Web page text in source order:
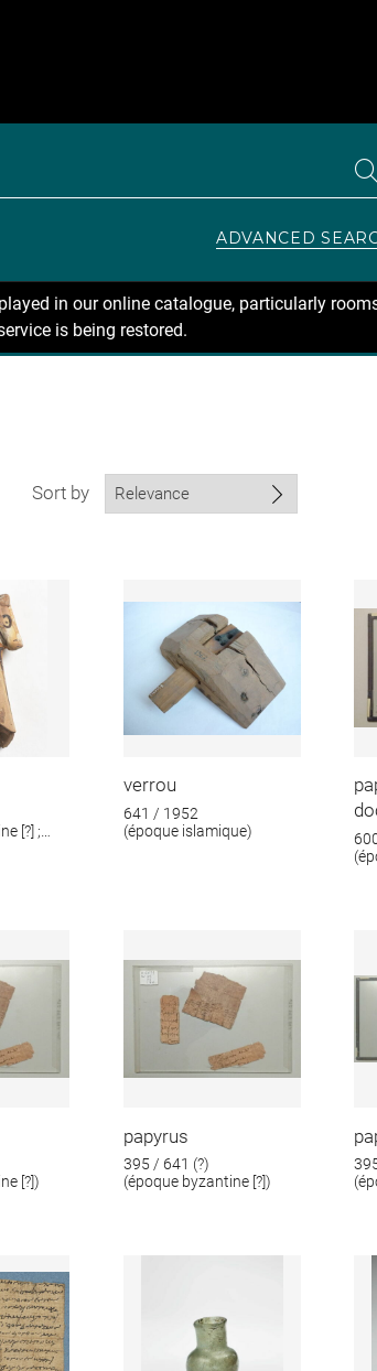
ADVANCED
in our online catalogue, particularly
is being restored.
Sort by
[?] ;
verrou
641 / 1952
(époque islamique)
[?])
papyrus
395 / 641 (?)
(époque byzantine [?])